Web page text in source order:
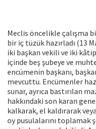
Meclis öncelikle çalışma
bir iç tüzük hazır­ladı (13
iki başkan vekili ve iki
içinde beş şubeye ve
encümenin başkanı,
mevcuttu. Encümenler
sunar, ay­rıca bastırılan
hakkındaki son karan
kalkarak, el kal­dırarak
oy pusulalarını